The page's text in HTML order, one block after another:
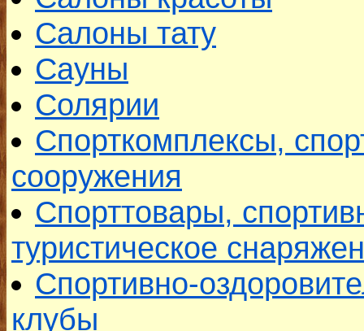
Салоны тату
Сауны
Солярии
Спорткомплексы,
сооружения
Спорттовары,
туристическое
Спортивно-
клубы